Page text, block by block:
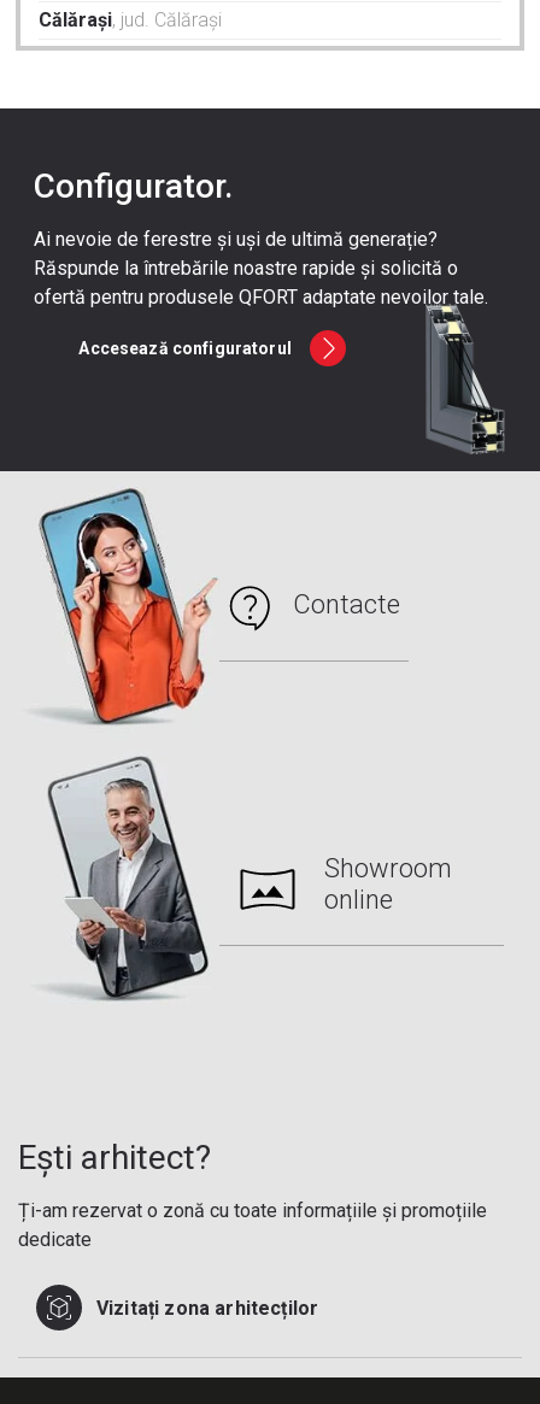
Călărași, jud. Călărași
Caracal, jud. Olt
Corabia, jud. Olt
, jud. Dolj
Drăgășani, jud. Vâlcea
Drobeta Turnu-Severin, jud. Mehedinți
, jud. Iași
Oradea, jud. Bihor
Pielești, județul Dolj
Pitești, jud. Argeș
Ploiești, jud. Prahova
Râmnicu Vâlcea, jud. Vâlcea
Reșița, jud. Caraș Severin
Roșiorii de Vede, jud. Teleorman
Sfântu Gheorghe
Sibiu, Jud. Sibiu
Slatina
, jud. Olt
Slobozia, jud. Ialomița
Suceava, jud. Suceava
Târgoviște, jud. Dâmbovița
Târgu-Jiu, jud. Gorj
Târgu Mureș, jud. Mureș
Configurator.
Ai nevoie de ferestre și uși de ultimă generație?
Răspunde la întrebările noastre rapide și solicită o
ofertă pentru produsele QFORT adaptate nevoilor tale.
Accesează configuratorul
Contacte
Showroom
online
Ești arhitect?
Ți-am rezervat o zonă cu toate informațiile și promoțiile
dedicate
Vizitați zona arhitecților